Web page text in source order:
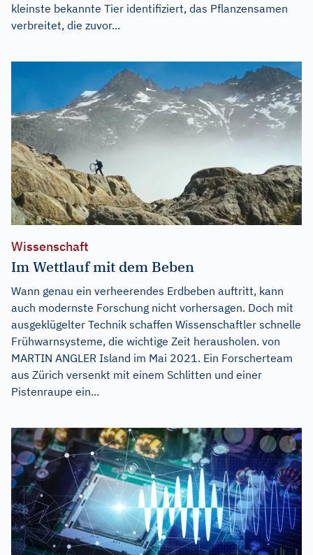
kleinste bekannte Tier identifiziert, das Pflanzensamen
verbreitet, die zuvor...
Wissenschaft
Im Wettlauf mit dem Beben
Wann genau ein verheerendes Erdbeben auftritt, kann
auch modernste Forschung nicht vorhersagen. Doch mit
ausgeklügelter Technik schaffen Wissenschaftler schnelle
Frühwarnsysteme, die wichtige Zeit herausholen. von
MARTIN ANGLER Island im Mai 2021. Ein Forscherteam
aus Zürich versenkt mit einem Schlitten und einer
Pistenraupe ein...